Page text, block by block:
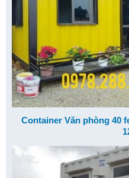
Container Văn phòng 40